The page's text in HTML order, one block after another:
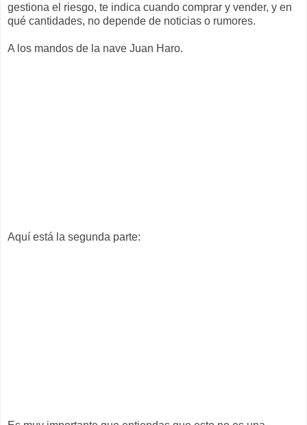
gestiona el riesgo, te indica cuando comprar y vender, y en
qué cantidades, no depende de noticias o rumores.
A los mandos de la nave Juan Haro.
Aquí está la segunda parte: